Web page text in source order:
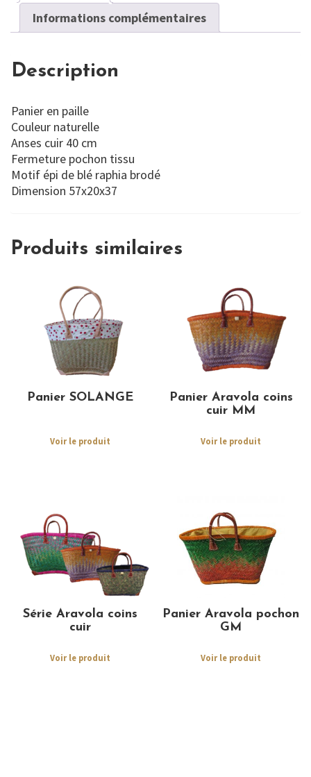
Informations complémentaires
Description
Panier en paille
Couleur naturelle
Anses cuir 40 cm
Fermeture pochon tissu
Motif épi de blé raphia brodé
Dimension 57x20x37
Produits similaires
Panier SOLANGE
Voir le produit
Panier Aravola coins
cuir MM
Voir le produit
Série Aravola coins
cuir
Voir le produit
Panier Aravola pochon
GM
Voir le produit